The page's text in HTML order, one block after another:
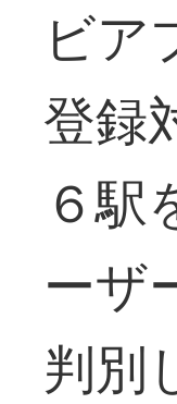
ビア
登録
６駅
ーザ
判別